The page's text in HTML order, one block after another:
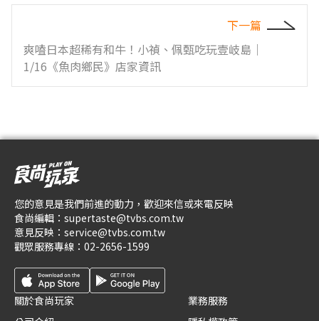
下一篇
爽嗑日本超稀有和牛！小禎、佩甄吃玩壹岐島｜
1/16《魚肉鄉民》店家資訊
您的意見是我們前進的動力，歡迎來信或來電反映
食尚編輯： supertaste@tvbs.com.tw
意見反映： service@tvbs.com.tw
觀眾服務專線： 02-2656-1599
關於食尚玩家
業務服務